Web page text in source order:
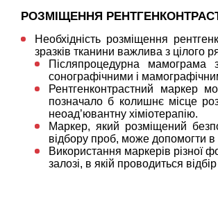
РОЗМІЩЕННЯ
Необхідність розміщення
зразків тканини важлива з цілого
Післяпроцедурна мамограма
сонографічними і
Рентгенконтрастний маркер
позначало б колишнє місце
неоад’ювантну хіміотерапію.
Маркер, який розміщений
відбору проб, може допомогти в
Використання маркерів різної
залозі, в якій проводиться